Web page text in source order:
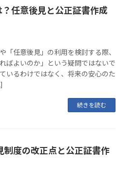
任意後見と公正証書作成
「任意後見」の利用を検討する際、
ばよいのか」という疑問ではないで
いるわけではなく、将来の安心のた
続きを読む
制度の改正点と公正証書作